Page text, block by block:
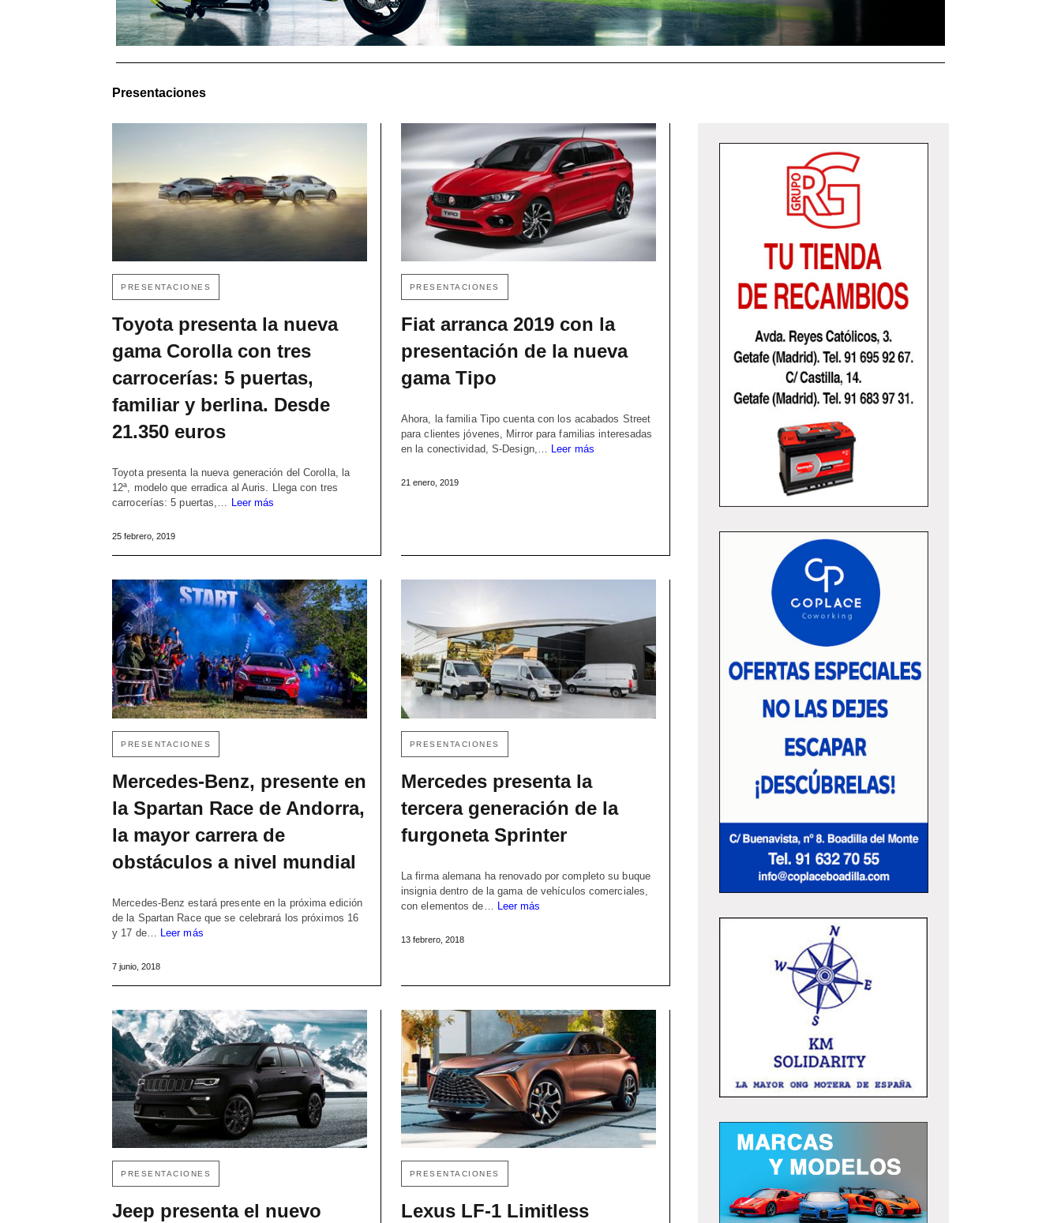
Presentaciones
PRESENTACIONES
Toyota presenta la nueva
gama Corolla con tres
carrocerías: 5 puertas,
familiar y berlina. Desde
21.350 euros
Toyota presenta la nueva generación del Corolla, la
12ª, modelo que erradica al Auris. Llega con tres
carrocerías: 5 puertas,… Leer más
25 febrero, 2019
PRESENTACIONES
Fiat arranca 2019 con la
presentación de la nueva
gama Tipo
Ahora, la familia Tipo cuenta con los acabados Street
para clientes jóvenes, Mirror para familias interesadas
en la conectividad, S-Design,… Leer más
21 enero, 2019
PRESENTACIONES
Mercedes-Benz, presente en
la Spartan Race de Andorra,
la mayor carrera de
obstáculos a nivel mundial
Mercedes-Benz estará presente en la próxima edición
de la Spartan Race que se celebrará los próximos 16
y 17 de…
Leer más
7 junio, 2018
PRESENTACIONES
Mercedes presenta la
tercera generación de la
furgoneta Sprinter
La firma alemana ha renovado por completo su buque
insignia dentro de la gama de vehículos comerciales,
con elementos de…
Leer más
13 febrero, 2018
PRESENTACIONES
Jeep presenta el nuevo
PRESENTACIONES
Lexus LF-1 Limitless